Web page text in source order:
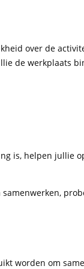
over de
de werkplaats
is, helpen jullie
worden om